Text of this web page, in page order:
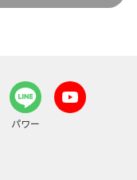
パワー